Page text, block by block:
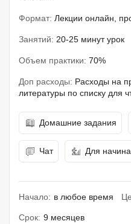
Формат: Лекции онлайн,
Занятий: 20-25 минут урок
Объем практики: 70%
Доп расходы: Расходы на
литературы по списку для
Домашние задания
Чат Для
Начало: в любое время
Срок: 9 месяцев